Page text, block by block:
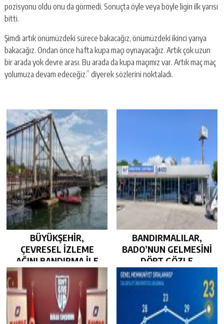
pozisyonu oldu onu da görmedi. Sonuçta öyle veya böyle ligin ilk yarısı
bitti.
Şimdi artık önümüzdeki sürece bakacağız, önümüzdeki ikinci yarıya
bakacağız. Ondan önce hafta kupa maçı oynayacağız. Artık çok uzun
bir arada yok devre arası. Bu arada da kupa maçımız var. Artık maç maç
yolumuza devam edeceğiz.” diyerek sözlerini noktaladı.
BÜYÜKŞEHİR,
ÇEVRESEL İZLEME
AĞINI BANDIRMA İLE
GÜÇLENDİRDİ…
BANDIRMALILAR,
BADO’NUN GELMESİNİ
DÖRT GÖZLE
BEKLİYOR…